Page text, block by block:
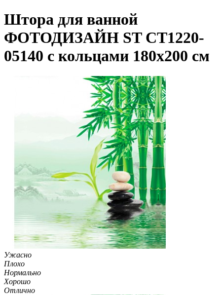
Штора для ванной
ФОТОДИЗАЙН ST CT1220-
05140 с кольцами 180х200 см
Ужасно
Плохо
Нормально
Хорошо
Отлично